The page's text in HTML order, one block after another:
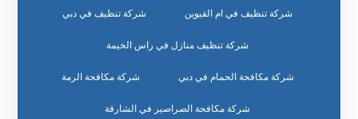
شركة تنظيف في ام القيوين شركة تنظيف في دبي
شركة تنظيف منازل في راس الخيمة
شركة مكافحة الحمام في دبي شركة مكافحة الرمة
شركة مكافحة الصراصير في الشارقة